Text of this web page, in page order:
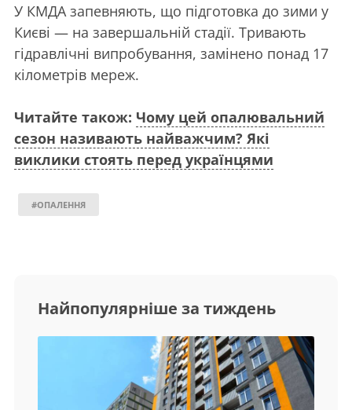
У КМДА запевняють, що підготовка до зими у
Києві — на завершальній стадії. Тривають
гідравлічні випробування, замінено понад 17
кілометрів мереж.
Читайте також: Чому цей опалювальний
сезон називають найважчим? Які
виклики стоять перед українцями
#ОПАЛЕННЯ
Найпопулярніше за тиждень